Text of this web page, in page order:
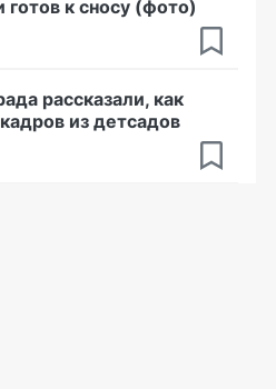
к сносу (фото)
рассказали, как
из детсадов